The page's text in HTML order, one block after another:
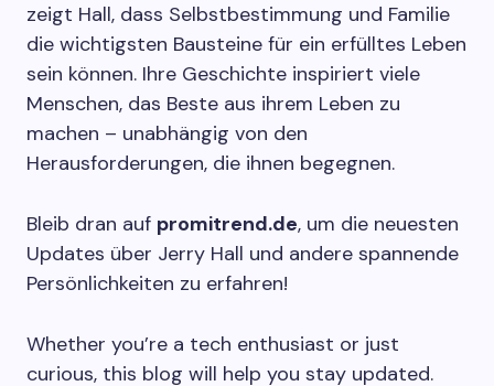
zeigt Hall, dass Selbstbestimmung und Familie
die wichtigsten Bausteine für ein erfülltes Leben
sein können. Ihre Geschichte inspiriert viele
Menschen, das Beste aus ihrem Leben zu
machen – unabhängig von den
Herausforderungen, die ihnen begegnen.
Bleib dran auf promitrend.de, um die neuesten
Updates über Jerry Hall und andere spannende
Persönlichkeiten zu erfahren!
Whether you’re a tech enthusiast or just
curious, this blog will help you stay updated.